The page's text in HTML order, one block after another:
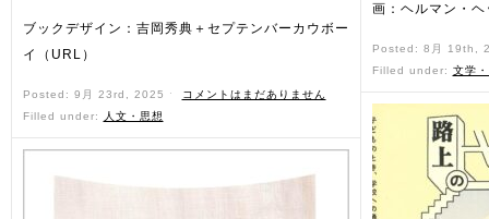
ブックデザイン：吉岡秀典＋セプテンバーカウボー
イ（URL）
Posted: 9月 23rd, 2025 ˑ
コメントはまだありません
Filled under:
人文・思想
画：ヘルマン・ヘ
Posted: 8月 19th,
Filled under: 文学